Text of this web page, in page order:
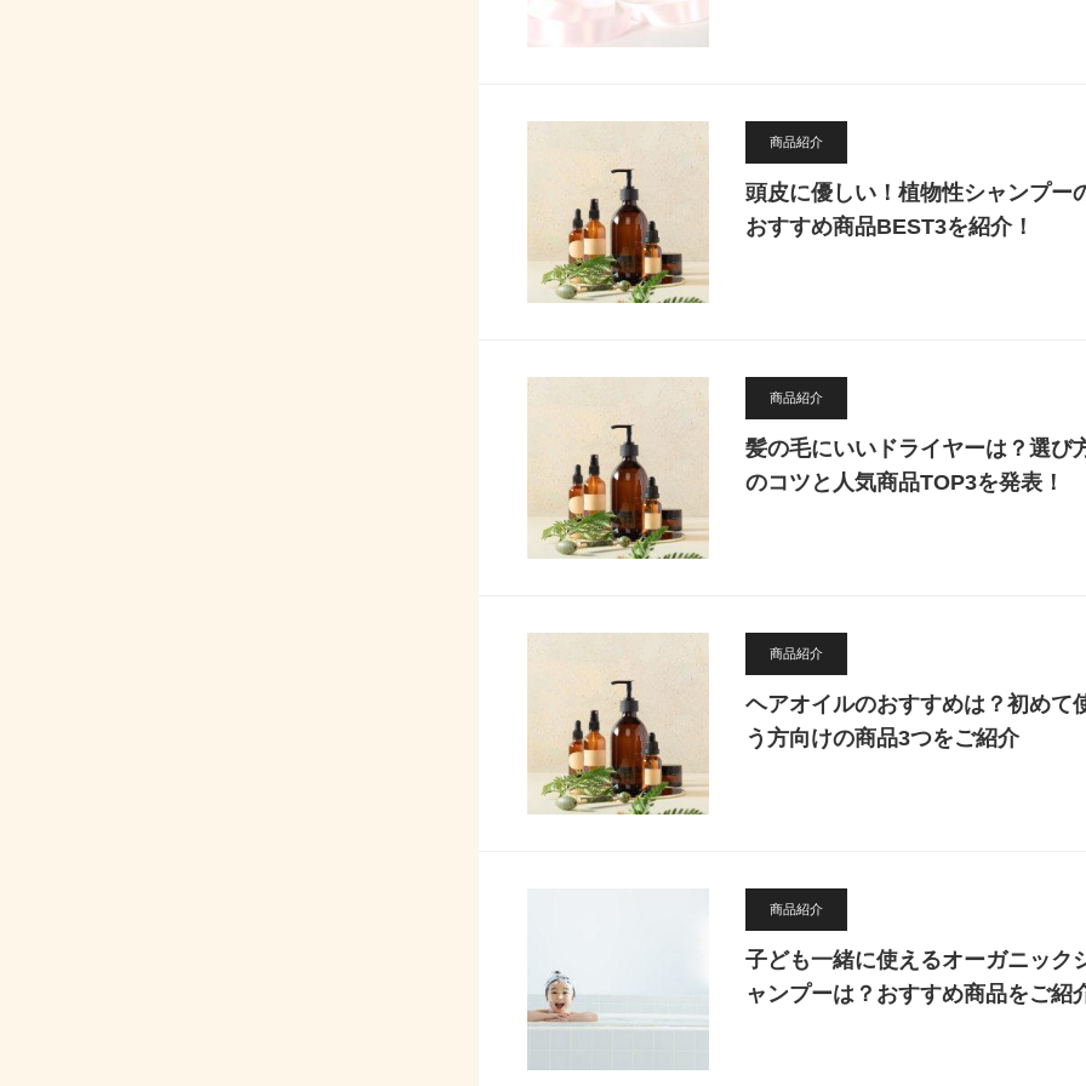
商品紹介
頭皮に優しい！植物性シャンプー
おすすめ商品BEST3を紹介！
商品紹介
髪の毛にいいドライヤーは？選び
のコツと人気商品TOP3を発表！
商品紹介
ヘアオイルのおすすめは？初めて
う方向けの商品3つをご紹介
商品紹介
子ども一緒に使えるオーガニック
ャンプーは？おすすめ商品をご紹